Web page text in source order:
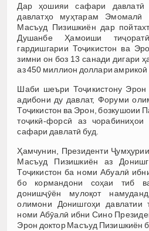
Дар ҳошияи сафари давлатӣ
давлатҳо муҳтарам
Масъуд Пизишкиён дар
Душанбе Ҳамоиши
гардишгарии Тоҷикистон ва
зимни он боз 13 санади дигари
аз 450 миллион доллари амрикоӣ
Шаби шеъри Тоҷикистону
адибони ду давлат, Форуми
Тоҷикистон ва Эрон, бозкушоии
тоҷикӣ-форсӣ аз
сафари давлатӣ буд.
Ҳамчунин, Президенти
Масъуд Пизишкиён аз
Тоҷикистон ба номи Абуалӣ
бо кормандони соҳаи тиб
донишҷӯён мулоқот
олимони Донишгоҳи давлатии
номи Абӯалӣ ибни Сино
Эрон доктор Масъуд Пизишкиён